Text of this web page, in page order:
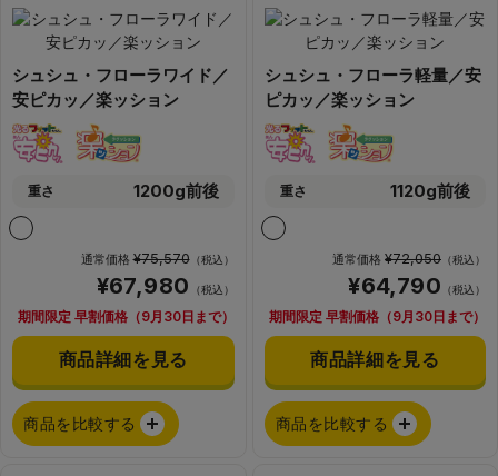
シュシュ・フローラワイド／
安ピカッ／楽ッション
重さ 1200g前後
通常価格¥75,570（税込）
¥67,980 （税込）
期間限定 早割価格（9月30日まで）
商品詳細を見る
商品を比較する
シュシュ・フローラ軽量／安
ピカッ／楽ッション
重さ 1120g前後
通常価格 ¥72,050 （税込）
¥64,790 （税込）
期間限定 早割価格（9月30日まで）
商品詳細を見る
商品を比較する